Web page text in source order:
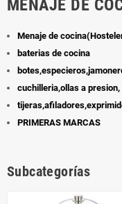
MENAJE DE
Menaje de
baterias de cocina
cuchilleria,ollas a presion,
PRIMERAS MARCAS
Subcategorías